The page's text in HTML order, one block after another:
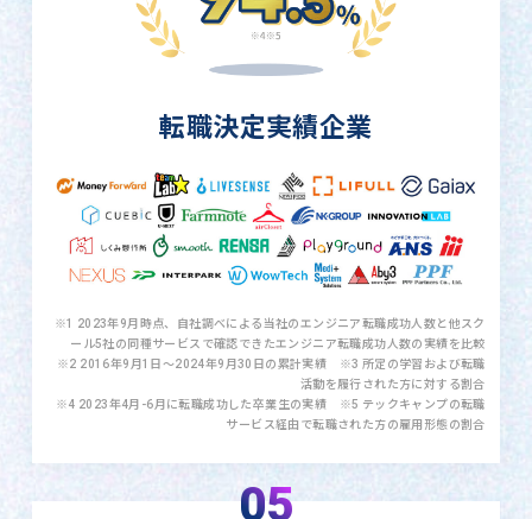
転職決定実績企業
※1 2023年9月時点、自社調べによる当社のエンジニア転職成功人数と他スク
ール5社の同種サービスで確認できたエンジニア転職成功人数の実績を比較
※2 2016年9月1日〜2024年9月30日の累計実績 ※3 所定の学習および転職
活動を履行された方に対する割合
※4 2023年4月-6月に転職成功した卒業生の実績 ※5 テックキャンプの転職
サービス経由で転職された方の雇用形態の割合
05